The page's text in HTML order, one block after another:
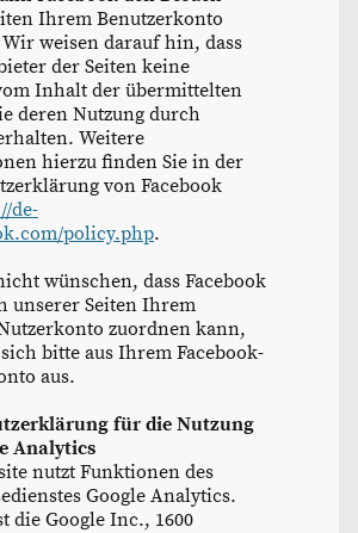
Ihrem Benutzerkonto
weisen darauf hin, dass
der Seiten keine
Inhalt der übermittelten
deren Nutzung durch
Weitere
hierzu finden Sie in der
von Facebook
de-
policy.php.
wünschen, dass Facebook
unserer Seiten Ihrem
zuordnen kann,
bitte aus Ihrem Facebook-
aus.
für die Nutzung
Analytics
nutzt Funktionen des
Google Analytics.
die Google Inc., 1600